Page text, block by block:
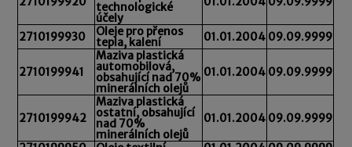
technologické
účely
2710199930 Oleje pro přenos
tepla, kalení 01.01.2004 09.09.9999
2710199941
Maziva plastická
automobilová,
obsahující nad 70%
minerálních olejů
01.01.2004 09.09.9999
2710199942
Maziva plastická
ostatní, obsahující
nad 70%
minerálních olejů
01.01.2004 09.09.9999